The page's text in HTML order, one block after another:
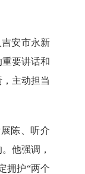
安市永新
要讲话和
主动担当
陈、听介
他强调，
拥护“两个